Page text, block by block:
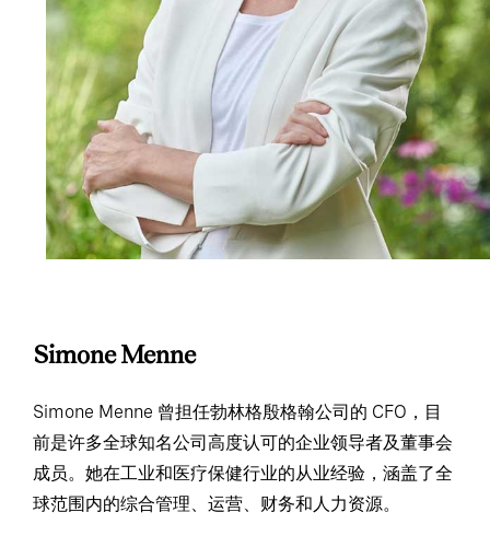
Simone Menne
Simone Menne 曾担任勃林格殷格翰公司的 CFO，目
前是许多全球知名公司高度认可的企业领导者及董事会
成员。她在工业和医疗保健行业的从业经验，涵盖了全
球范围内的综合管理、运营、财务和人力资源。